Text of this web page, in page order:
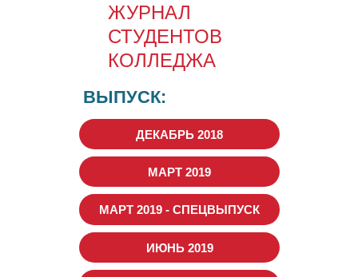
ЖУРНАЛ
СТУДЕНТОВ
КОЛЛЕДЖА
ДЕКАБРЬ 2018
ВЫПУСК:
МАРТ 2019
МАРТ 2019 - СПЕЦВЫПУСК
ИЮНЬ 2019